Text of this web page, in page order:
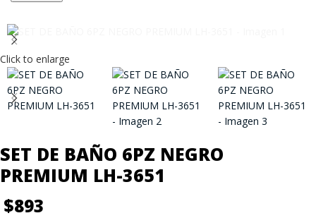
Click to enlarge
SET DE BAÑO 6PZ NEGRO
PREMIUM LH-3651
$893